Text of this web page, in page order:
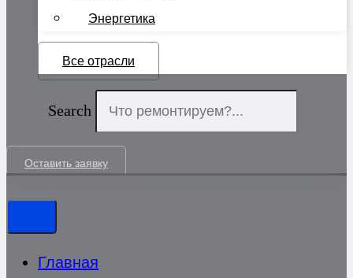
Энергетика
Все отрасли
Search
Оставить заявку
Главная